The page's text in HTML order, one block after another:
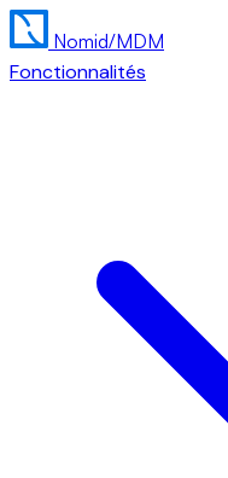
Nomid/MDM
Fonctionnalités